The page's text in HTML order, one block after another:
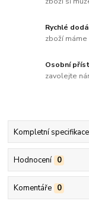
Rychlé
zboží
Osobní
zavolejte
Kompletní specifikace
Hodnocení 0
Komentáře 0